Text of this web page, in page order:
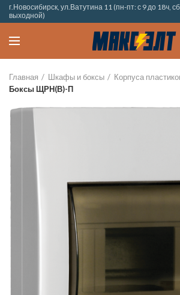
г.Новосибирск, ул.Ватутина 11 (пн-пт: с 9 до 18ч,
выходной)
Главная Шкафы и боксы
Корпуса
Боксы ЩРН(В)-П